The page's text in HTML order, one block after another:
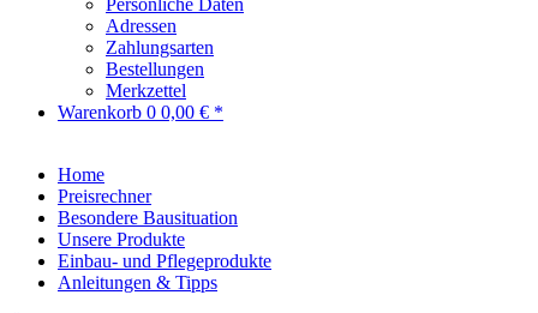
Persönliche Daten
Adressen
Zahlungsarten
Bestellungen
Merkzettel
Warenkorb 0 0,00 € *
Home
Preisrechner
Besondere Bausituation
Unsere Produkte
Einbau- und Pflegeprodukte
Anleitungen & Tipps